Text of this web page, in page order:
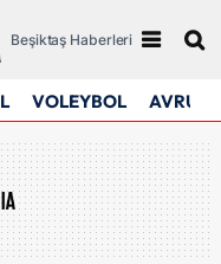
Beşiktaş Haberleri
VOLEYBOL